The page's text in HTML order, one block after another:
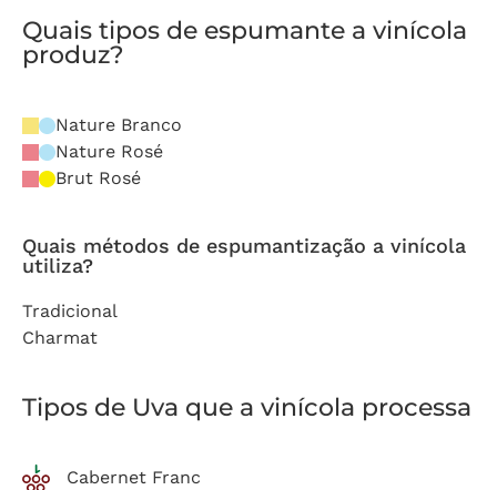
Quais tipos de espumante a vinícola
produz?
Nature Branco
Nature Rosé
Brut Rosé
Quais métodos de espumantização a vinícola
utiliza?
Tradicional
Charmat
Tipos de Uva que a vinícola processa
Cabernet Franc